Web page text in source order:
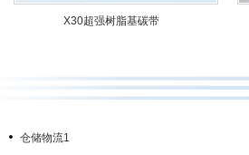
X30超强树脂基碳带
仓储物流1